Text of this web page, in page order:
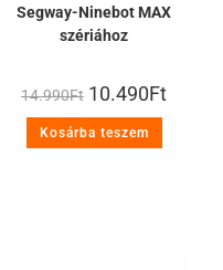
Segway-Ninebot MAX
szériához
14.990Ft 10.490Ft
Kosárba teszem